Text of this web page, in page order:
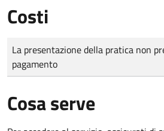
Costi
Tipo di pagamento
Importo
La presentazione della pratica non
pagamento
Cosa serve